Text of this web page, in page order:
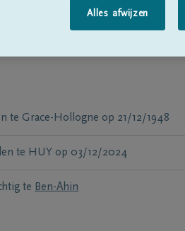
te Grace-Hollogne op 21/12/1948
te HUY op 03/12/2024
te Ben-Ahin
Alles afwijzen